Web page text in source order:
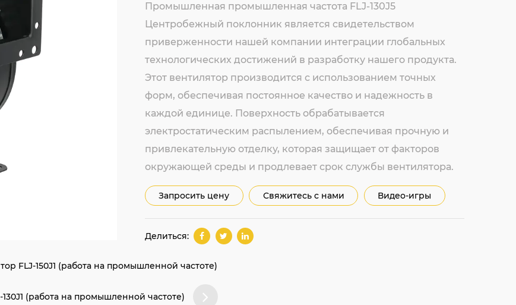
Промышленная промышленная частота FLJ-130J5
Центробежный поклонник является свидетельством
приверженности нашей компании интеграции глобальных
технологических достижений в разработку нашего продукта.
Этот вентилятор производится с использованием точных
форм, обеспечивая постоянное качество и надежность в
каждой единице. Поверхность обрабатывается
электростатическим распылением, обеспечивая прочную и
привлекательную отделку, которая защищает от факторов
окружающей среды и продлевает срок службы вентилятора.
Запросить цену Свяжитесь с нами Видео-игры
Делиться:
FLJ-150J1 (работа на промышленной частоте)
(работа на промышленной частоте)